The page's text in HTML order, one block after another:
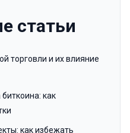
статьи
торговли и их влияние
как
как избежать